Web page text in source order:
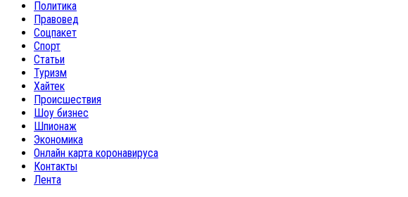
Политика
Правовед
Соцпакет
Спорт
Статьи
Туризм
Хайтек
Происшествия
Шоу бизнес
Шпионаж
Экономика
Онлайн карта коронавируса
Контакты
Лента